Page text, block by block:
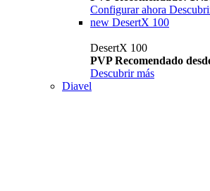
Configurar ahora
new DesertX 100
DesertX 100
PVP Recomendado
Descubrir más
Diavel